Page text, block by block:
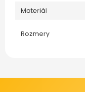
Materiál
Rozmery